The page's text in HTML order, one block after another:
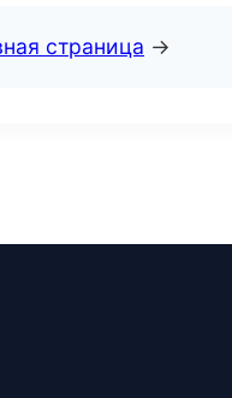
страница →